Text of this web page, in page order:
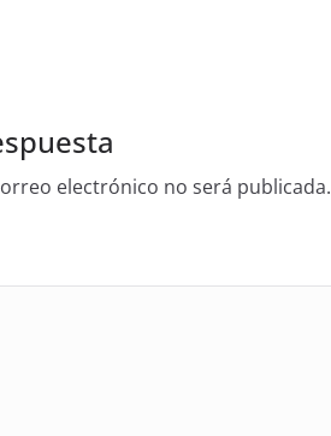
electrónico no será publicada.